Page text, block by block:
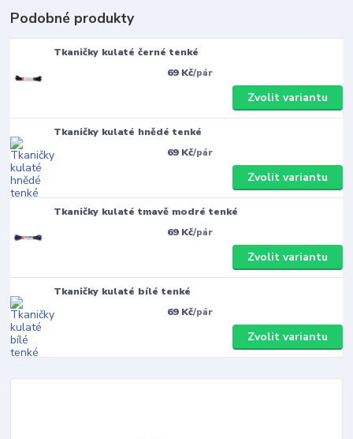
Podobné produkty
Tkaničky kulaté černé tenké
69 Kč/pár
Zvolit variantu
Tkaničky kulaté hnědé tenké
69 Kč/pár
Zvolit variantu
Tkaničky kulaté tmavě modré tenké
69 Kč/pár
Zvolit variantu
Tkaničky kulaté bílé tenké
69 Kč/pár
Zvolit variantu